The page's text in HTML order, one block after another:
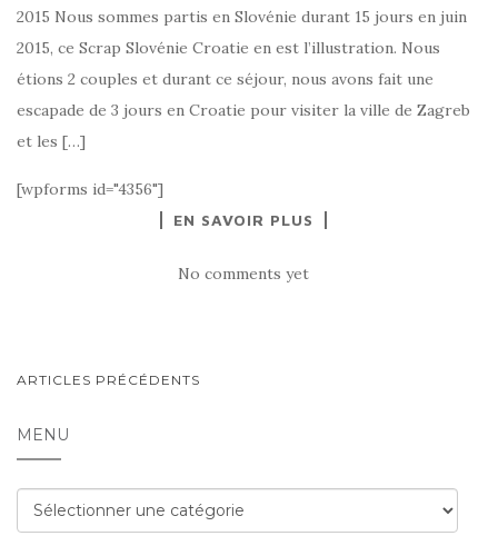
2015 Nous sommes partis en Slovénie durant 15 jours en juin
2015, ce Scrap Slovénie Croatie en est l’illustration. Nous
étions 2 couples et durant ce séjour, nous avons fait une
escapade de 3 jours en Croatie pour visiter la ville de Zagreb
et les […]
[wpforms id="4356"]
EN SAVOIR PLUS
No comments yet
NAVIGATION
SEIN
DES
ARTICLES
ARTICLES PRÉCÉDENTS
MENU
Menu